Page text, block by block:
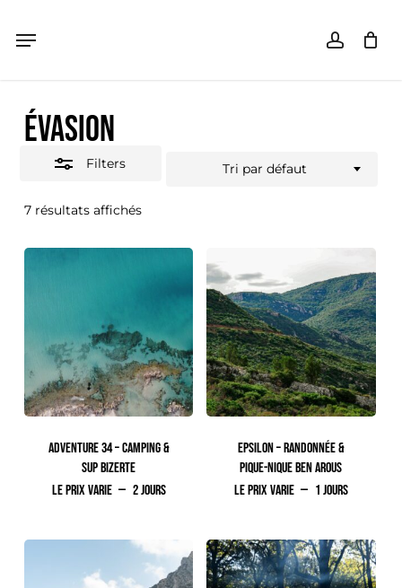
main
content
Menu
Close
ÉVASION
Filters
7 résultats affichés
Tri par défaut
Close
ADVENTURE 34 – CAMPING &
SUP BIZERTE
Le prix varie
2 jours
EPSILON – RANDONNÉE &
PIQUE-NIQUE BEN AROUS
Le prix varie
1 jours